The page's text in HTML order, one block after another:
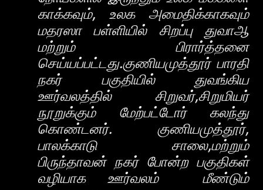
காக்கவும், உலக அமைதிக்காகவும்
மதரஸா பள்ளியில் சிறப்பு துவாஆ
மற்றும் பிரார்த்தனை
செய்யப்பட்டது.குணியமுத்தூர் பாரதி
நகர் பகுதியில் துவங்கிய
ஊர்வலத்தில் சிறுவர்,சிறுமியர்
நூறுக்கும் மேற்பட்டோர் கலந்து
கொண்டனர். குணியமுத்தூர்,
பாலக்காடு சாலை,மற்றும்
பிருந்தாவன் நகர் போன்ற பகுதிகள்
வழியாக ஊர்வலம் மீண்டும்